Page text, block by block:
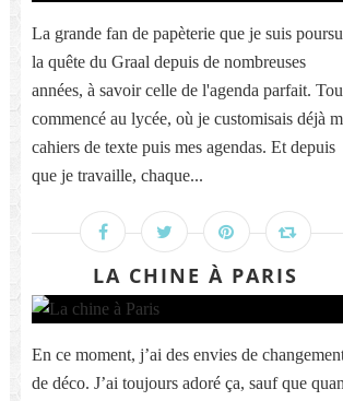
La grande fan de papèterie que je suis
la quête du Graal depuis de nombreuses
années, à savoir celle de l'agenda parfait.
commencé au lycée, où je customisais déjà
cahiers de texte puis mes agendas. Et depuis
que je travaille, chaque...
LA CHINE À PARIS
En ce moment, j’ai des envies de
de déco. J’ai toujours adoré ça, sauf que